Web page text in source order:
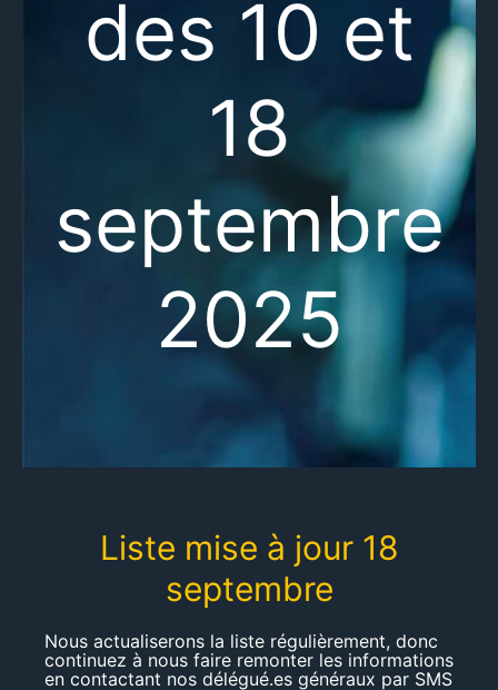
des 10 et
18
septembre
2025
Liste mise à jour 18
septembre
Nous actualiserons la liste régulièrement, donc
continuez à nous faire remonter les informations
en contactant nos délégué.es généraux par SMS